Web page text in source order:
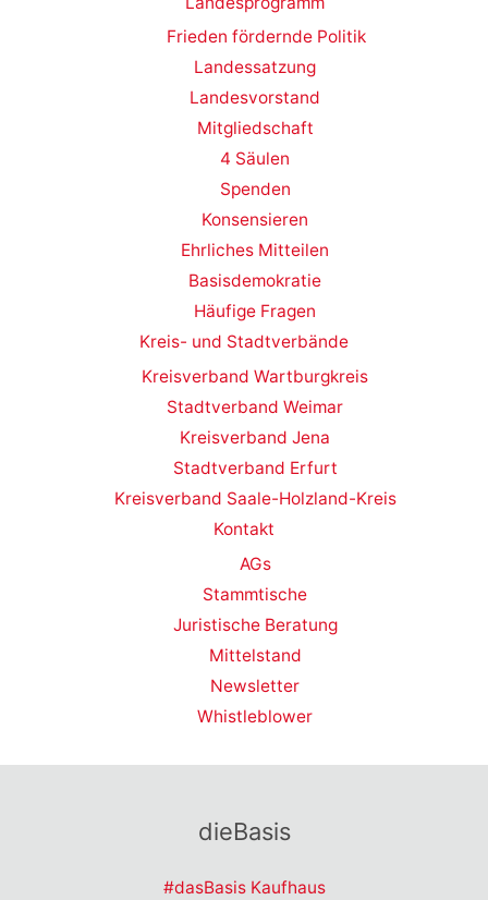
Frieden fördernde Politik
Landessatzung
Landesvorstand
Mitgliedschaft
4 Säulen
Spenden
Konsensieren
Ehrliches Mitteilen
Basisdemokratie
Häufige Fragen
Kreis- und Stadtverbände
Kreisverband Wartburgkreis
Stadtverband Weimar
Kreisverband Jena
Stadtverband Erfurt
Kreisverband Saale-Holzland-Kreis
Kontakt
AGs
Stammtische
Juristische Beratung
Mittelstand
Newsletter
Whistleblower
dieBasis
#dasBasis Kaufhaus